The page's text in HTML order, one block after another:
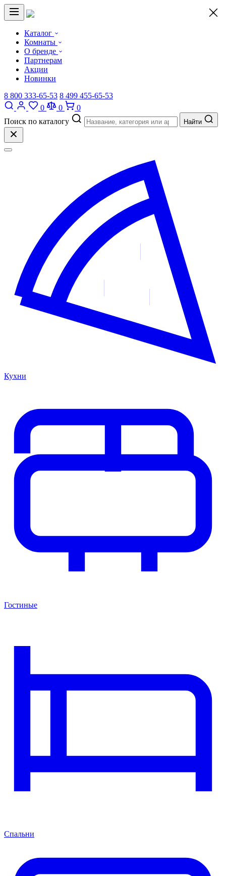
Каталог
Комнаты
О бренде
Партнерам
Акции
Новинки
8 800 333-65-53 8 499 455-65-53
0
0
0
Поиск по каталогу
Найти
Кухни
Гостиные
Спальни
×